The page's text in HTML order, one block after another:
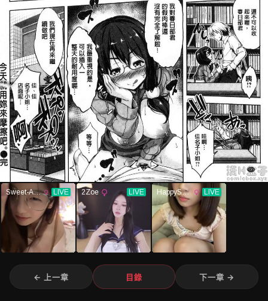
← 上一章 目錄 下一章 →